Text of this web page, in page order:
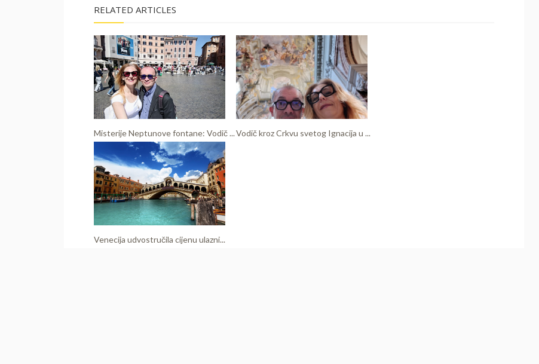
RELATED ARTICLES
Misterije Neptunove fontane: Vodič ...Vodič kroz Crkvu svetog Ignacija u ...
Venecija udvostručila cijenu ulazni...